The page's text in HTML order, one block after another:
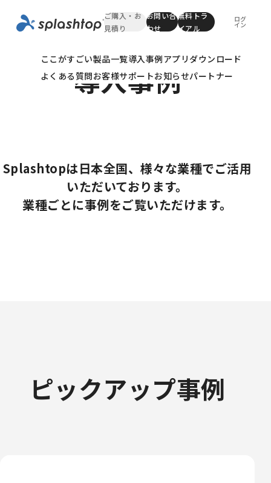
ご購入・お
見積り
お問い合
わせ
無料トラ
イアル
ログ
イン
ここがすごい製品一覧導入事例アプリダウンロード
よくある質問お客様サポートお知らせパートナー
導入事例
Splashtopは日本全国、様々な業種でご活用
いただいております。
業種ごとに事例をご覧いただけます。
ピックアップ事例